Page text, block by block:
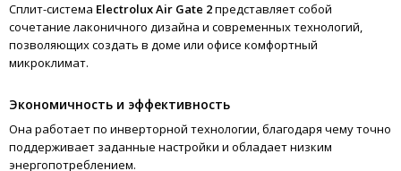
Сплит-система Electrolux Air Gate 2представляет собой
сочетание лаконичного дизайна и современных технологий,
позволяющих создать в доме или офисе комфортный
микроклимат.
Экономичность и эффективность
Она работает по инверторной технологии, благодаря чему точно
поддерживает заданные настройки и обладает низким
энергопотреблением.